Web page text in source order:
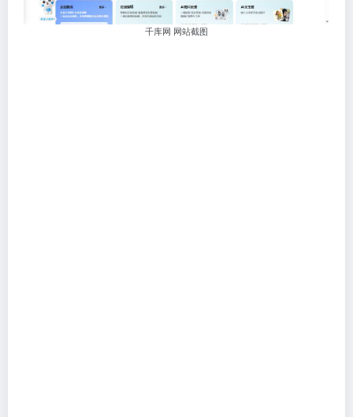
千库网 网站截图